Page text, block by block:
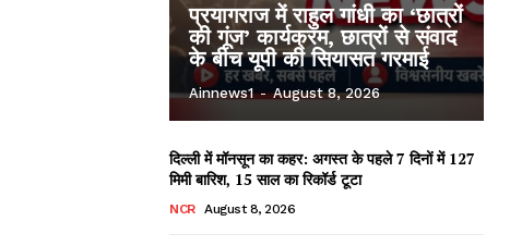
प्रयागराज में राहुल गांधी का ‘छात्रों
की गूंज’ कार्यक्रम, छात्रों से संवाद
के बीच यूपी की सियासत गरमाई
Ainnews1 - August 8, 2026
दिल्ली में मॉनसून का कहर: अगस्त के पहले 7 दिनों में 127
मिमी बारिश, 15 साल का रिकॉर्ड टूटा
NCR August 8, 2026